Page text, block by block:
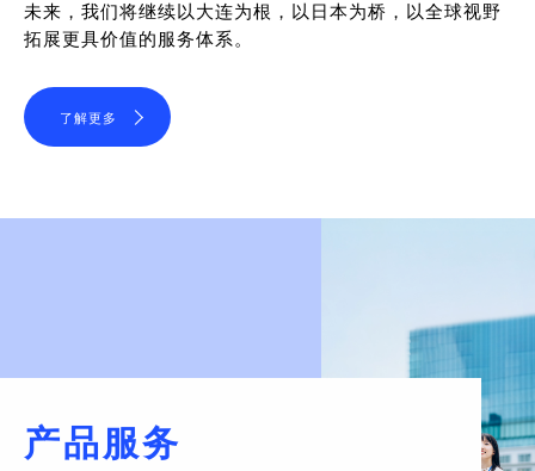
未来，我们将继续以大连为根，以日本为桥，以全球视野
拓展更具价值的服务体系。
了解更多
产品服务